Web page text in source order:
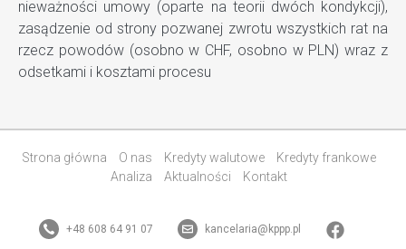
nieważności umowy (oparte na teorii dwóch kondykcji),
zasądzenie od strony pozwanej zwrotu wszystkich rat na
rzecz powodów (osobno w CHF, osobno w PLN) wraz z
odsetkami i kosztami procesu
Strona główna O nas Kredyty walutowe
Kredyty frankowe
Analiza
Aktualności Kontakt
+48 608 64 91 07 kancelaria@kppp.pl